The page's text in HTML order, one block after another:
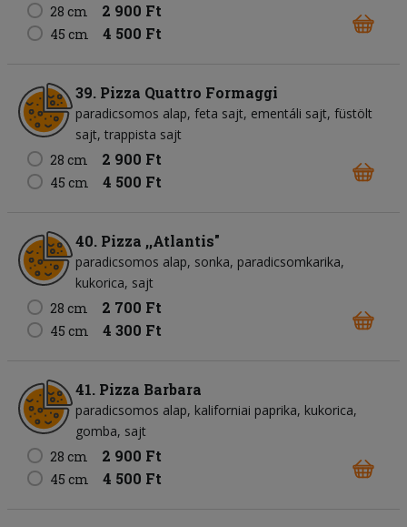
28 cm
2 900 Ft
45 cm 4 500 Ft
39. Pizza Quattro Formaggi
paradicsomos alap feta sajt ementáli sajt füstölt
sajt trappista sajt
28 cm
2 900 Ft
45 cm 4 500 Ft
40. Pizza ,,Atlantis"
paradicsomos alap sonka paradicsomkarika
kukorica sajt
28 cm
2 700 Ft
45 cm 4 300 Ft
41. Pizza Barbara
paradicsomos alap kaliforniai paprika kukorica
gomba sajt
28 cm
2 900 Ft
45 cm 4 500 Ft